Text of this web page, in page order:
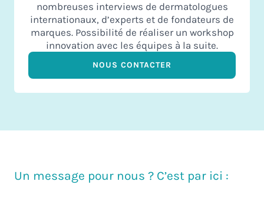
nombreuses interviews de dermatologues
internationaux, d’experts et de fondateurs de
marques​. Possibilité de réaliser un workshop
innovation avec les équipes à la suite.
NOUS CONTACTER
Un message pour nous ? C’est par ici :